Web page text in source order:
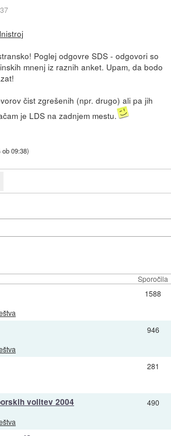
Poglej odgovre SDS - odgovori so
mnenj iz raznih anket. Upam, da bodo
čist zgrešenih (npr. drugo) ali pa jih
je LDS na zadnjem mestu.
ob 09:38)
Sporočila
1588
946
281
volitev 2004 490